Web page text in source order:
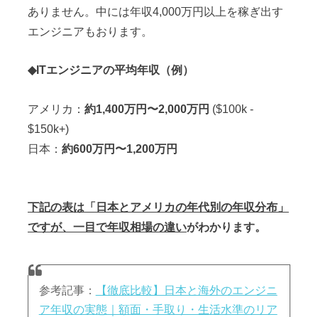
ありません。中には年収4,000万円以上を稼ぎ出す
エンジニアもおります。
◆ITエンジニアの平均年収（例）
アメリカ： 約1,400万円〜2,000万円 ($100k -
$150k+)
日本： 約600万円〜1,200万円
下記の表は「日本とアメリカの年代別の年収分布」
ですが、一目で年収相場の違いがわかります。
参考記事：
【徹底比較】日本と海外のエンジニ
ア年収の実態｜額面・手取り・生活水準のリア